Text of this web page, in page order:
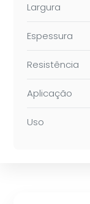
Largura
Espessura
Resistência
Aplicação
Uso